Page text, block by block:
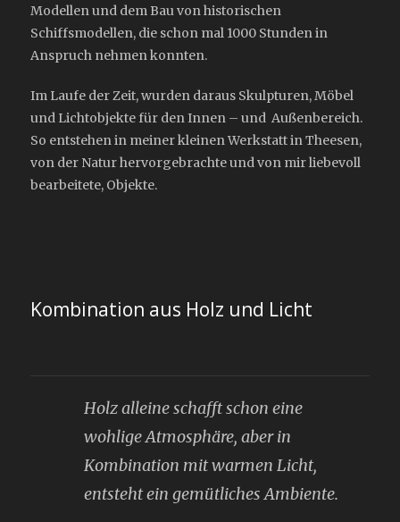
Modellen und dem Bau von historischen
Schiffsmodellen, die schon mal 1000 Stunden in
Anspruch nehmen konnten.
Im Laufe der Zeit, wurden daraus Skulpturen, Möbel
und Lichtobjekte für den Innen – und Außenbereich.
So entstehen in meiner kleinen Werkstatt in Theesen,
von der Natur hervorgebrachte und von mir liebevoll
bearbeitete, Objekte.
Kombination aus Holz und Licht
Holz alleine schafft schon eine
wohlige Atmosphäre, aber in
Kombination mit warmen Licht,
entsteht ein gemütliches Ambiente.